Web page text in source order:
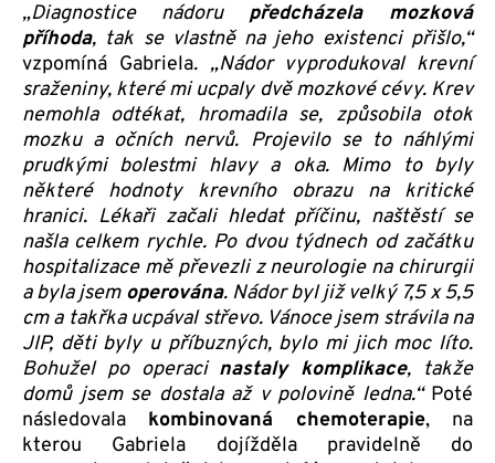
„Diagnostice nádoru předcházela mozková
příhoda, tak se vlastně na jeho existenci přišlo,“
vzpomíná Gabriela. „Nádor vyprodukoval krevní
sraženiny, které mi ucpaly dvě mozkové cévy. Krev
nemohla odtékat, hromadila se, způsobila otok
mozku a očních nervů. Projevilo se to náhlými
prudkými bolestmi hlavy a oka. Mimo to byly
některé hodnoty krevního obrazu na kritické
hranici. Lékaři začali hledat příčinu, naštěstí se
našla celkem rychle. Po dvou týdnech od začátku
hospitalizace mě převezli z neurologie na chirurgii
a byla jsem operována. Nádor byl již velký 7,5 x 5,5
cm a takřka ucpával střevo. Vánoce jsem strávila na
JIP, děti byly u příbuzných, bylo mi jich moc líto.
Bohužel po operaci nastaly komplikace, takže
domů jsem se dostala až v polovině ledna.“Poté
následovala kombinovaná chemoterapie, na
kterou Gabriela dojížděla pravidelně do